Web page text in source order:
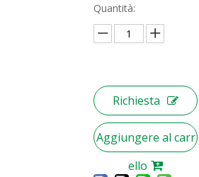
Quantità:
Richiesta
Aggiungere al carr
ello